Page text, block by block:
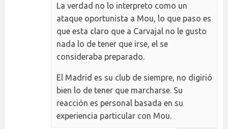
La verdad no lo interpreto como un
ataque oportunista a Mou, lo que paso es
que esta claro que a Carvajal no le gusto
nada lo de tener que irse, el se
consideraba preparado.
El Madrid es su club de siempre, no digirió
bien lo de tener que marcharse. Su
reacción es personal basada en su
experiencia particular con Mou.